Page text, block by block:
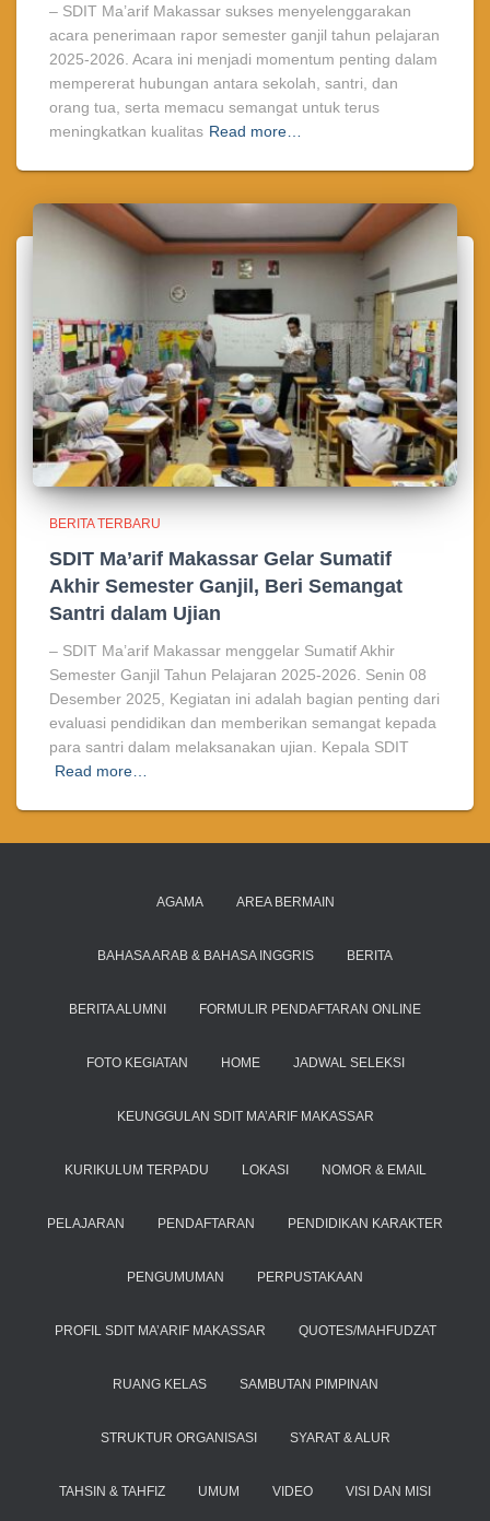
– SDIT Ma’arif Makassar sukses menyelenggarakan
acara penerimaan rapor semester ganjil tahun pelajaran
2025-2026. Acara ini menjadi momentum penting dalam
mempererat hubungan antara sekolah, santri, dan
orang tua, serta memacu semangat untuk terus
meningkatkan kualitas Read more…
BERITA TERBARU
SDIT Ma’arif Makassar Gelar Sumatif
Akhir Semester Ganjil, Beri Semangat
Santri dalam Ujian
– SDIT Ma’arif Makassar menggelar Sumatif Akhir
Semester Ganjil Tahun Pelajaran 2025-2026. Senin 08
Desember 2025, Kegiatan ini adalah bagian penting dari
evaluasi pendidikan dan memberikan semangat kepada
para santri dalam melaksanakan ujian. Kepala SDIT
Read more…
AGAMA AREA BERMAIN
BAHASA ARAB & BAHASA INGGRIS BERITA
BERITA ALUMNI FORMULIR PENDAFTARAN ONLINE
FOTO KEGIATAN HOME JADWAL SELEKSI
KEUNGGULAN SDIT MA’ARIF MAKASSAR
KURIKULUM TERPADU LOKASI NOMOR & EMAIL
PELAJARAN PENDAFTARAN PENDIDIKAN KARAKTER
PENGUMUMAN PERPUSTAKAAN
PROFIL SDIT MA’ARIF MAKASSAR QUOTES/MAHFUDZAT
RUANG KELAS SAMBUTAN PIMPINAN
STRUKTUR ORGANISASI SYARAT & ALUR
TAHSIN & TAHFIZ UMUM VIDEO VISI DAN MISI